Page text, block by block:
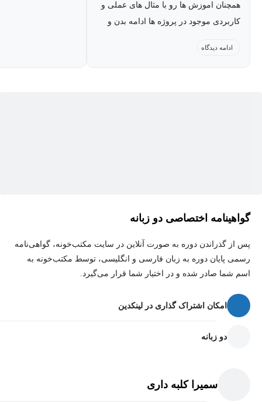
همچنان اموزش ها رو با مثال های عملی و
کاربردی موجود در پروژه ها ادامه بدن و
ادامه دیدگاه
گواهینامه اختصاصی دو زبانه
پس از گذراندن دوره به صورت آنلاین در سایت مکتب‌خونه، گواهی‌نامه
رسمی پایان دوره به زبان فارسی و انگلیسی، توسط مکتب‌خونه به
اسم شما صادر شده و در اختیار شما قرار می‌گیرد.
امکان اشتراک گذاری در لینکدین
دو زبانه
سمیرا کلبه داری